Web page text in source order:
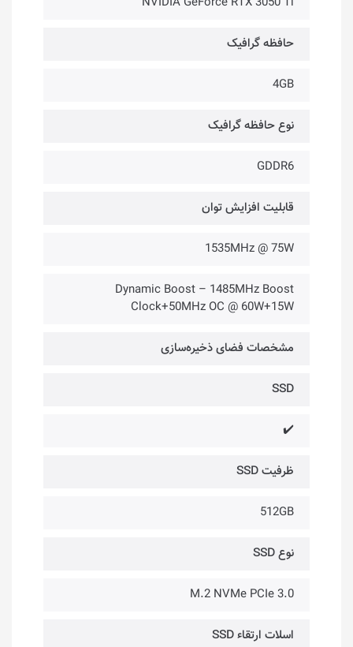
حافظه گرافیک
4GB
نوع حافظه گرافیک
GDDR6
قابلیت افزایش توان
1535MHz @ 75W
Dynamic Boost – 1485MHz Boost
Clock+50MHz OC @ 60W+15W
مشخصات فضای ذخیره‌سازی
SSD
✔️
ظرفیت SSD
512GB
نوع SSD
M.2 NVMe PCIe 3.0
اسلات ارتقاء SSD